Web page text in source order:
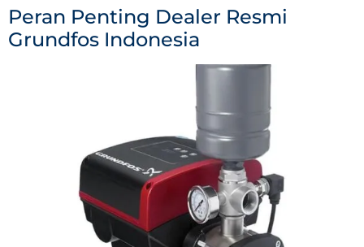
Peran Penting Dealer Resmi
Grundfos Indonesia